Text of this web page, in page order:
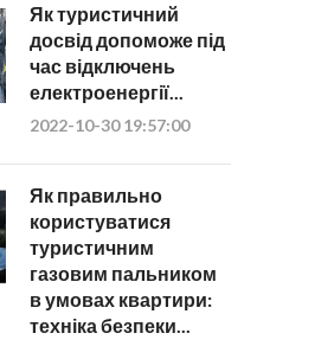
Як туристичний
досвід допоможе під
час відключень
електроенергії...
2022-10-30 19:57:00
Як правильно
користуватися
туристичним
газовим пальником
в умовах квартири:
техніка безпеки...